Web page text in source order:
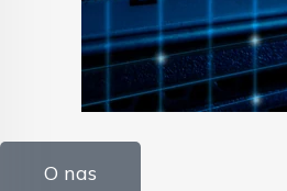
O nas